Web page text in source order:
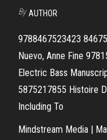
By AUTHOR
9788467523423
Nuevo, Anne Fine
Electric Bass
5875217855 Histoire
Including To
Mindstream Media |